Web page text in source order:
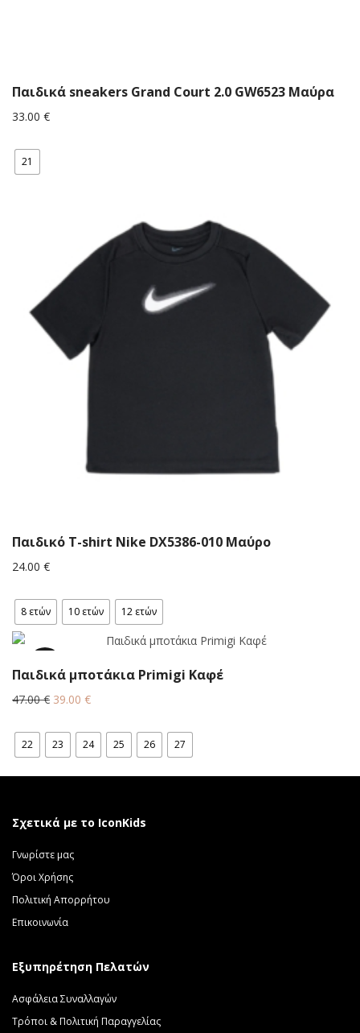
Παιδικά sneakers Grand Court 2.0 GW6523 Μαύρα
33.00 €
21
Παιδικό T-shirt Νike DX5386-010 Μαύρο
24.00 €
8 ετών 10 ετών 12 ετών
Παιδικά μποτάκια Primigi Καφέ
47.00€ Original
was:
47.00 €.
39.00 €Η
τιμή
είναι:
39.00 €.
22 23 24 25 26 27
Σχετικά με το IconKids
Γνωρίστε μας
Όροι Χρήσης
Πολιτική Απορρήτου
Επικοινωνία
Εξυπηρέτηση Πελατών
Ασφάλεια Συναλλαγών
Τρόποι & Πολιτική Παραγγελίας